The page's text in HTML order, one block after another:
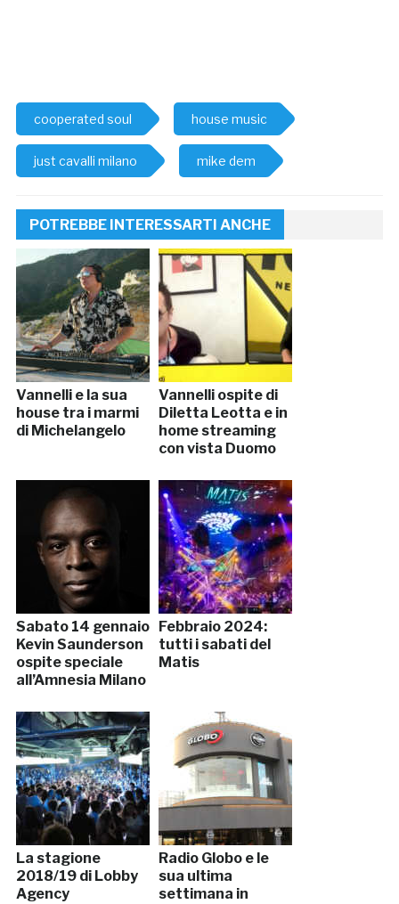
cooperated soul house music
just cavalli milano mike dem
POTREBBE INTERESSARTI ANCHE
Vannelli e la sua
house tra i marmi
di Michelangelo
Vannelli ospite di
Diletta Leotta e in
home streaming
con vista Duomo
Sabato 14 gennaio
Kevin Saunderson
ospite speciale
all’Amnesia Milano
Febbraio 2024:
tutti i sabati del
Matis
La stagione
2018/19 di Lobby
Agency
Radio Globo e le
sua ultima
settimana in